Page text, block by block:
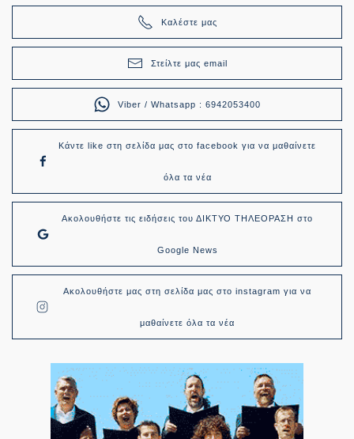
Καλέστε μας
Στείλτε μας email
Viber / Whatsapp : 6942053400
Κάντε like στη σελίδα μας στο facebook για να μαθαίνετε
όλα τα νέα
Ακολουθήστε τις ειδήσεις του ΔΙΚΤΥΟ ΤΗΛΕΟΡΑΣΗ στο
Google News
Ακολουθήστε μας στη σελίδα μας στο instagram για να
μαθαίνετε όλα τα νέα